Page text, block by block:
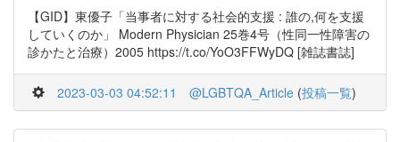
【GID】東優子「当事者に対する社会的支援 : 誰の,何を支援
していくのか」 Modern Physician 25巻4号（性同一性障害の
診かたと治療）2005 https://t.co/YoO3FFWyDQ [雑誌書誌]
2023-03-03 04:52:11 @LGBTQA_Article (投稿一覧)